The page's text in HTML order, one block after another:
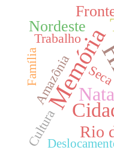
Memória
Rio
Nordeste
Trabalho
Amazônia
Cultura
Família